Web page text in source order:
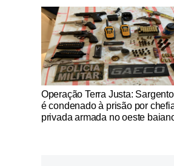
Notícias Católicas
Operação Terra Justa:
é condenado à prisão por
privada armada no oeste